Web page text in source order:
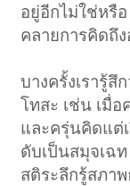
อยู่อีกไม่ใช่หรื
คลายการคิดถึ
บางครั้งเรารู้สึ
โทสะ เช่น เมื่อ
และครุ่นคิดแต่
ดับเป็นสมุจเฉ
สติระลึกรู้สภา